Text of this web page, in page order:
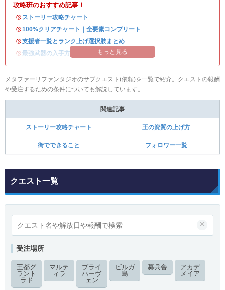
攻略班のおすすめ記事！
・ ストーリー攻略チャート
・100%クリアチャート｜全要素コンプリート
・支援者一覧とランク上げ選択肢まとめ
・最強武器の入手方法 もっと見る
メタファーリファンタジオのサブクエスト(依頼)を一覧で紹介。クエストの報酬
や受注するための条件についても解説しています。
関連記事
ストーリー攻略チャート 王の資質の上げ方
街でできること フォロワー一覧
クエスト一覧
×
受注場所
王都グ
ラント
ラド
マルテ
ィラ
ブライ
ハーヴ
ェン
ビルガ
島
募兵舎
アカデ
メイア